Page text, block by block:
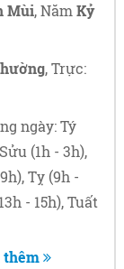
Mùi, Năm Kỷ
, Trực:
ngày: Tý
(1h - 3h),
Tỵ (9h -
- 15h), Tuất
thêm